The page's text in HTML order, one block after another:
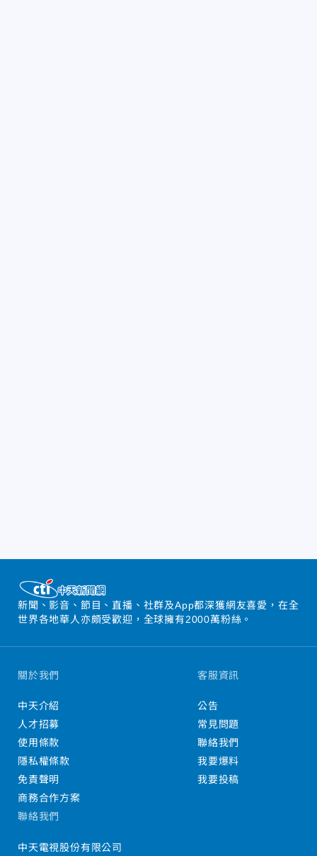
新聞、影音、節目、直播、社群及App都深獲網友喜愛，在全
世界各地華人亦頗受歡迎，全球擁有2000萬粉絲。
關於我們
中天介紹
人才招募
使用條款
隱私權條款
免責聲明
商務合作方案
客服資訊
公告
常見問題
聯絡我們
我要爆料
我要投稿
聯絡我們
中天電視股份有限公司